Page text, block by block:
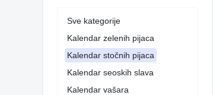
Sve kategorije
Kalendar zelenih pijaca
Kalendar stočnih pijaca
Kalendar seoskih slava
Kalendar vašara